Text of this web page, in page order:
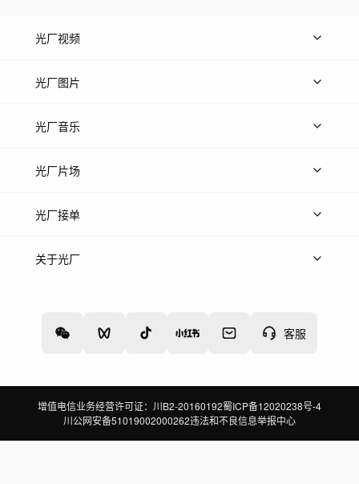
客服
光厂视频
上传视频
光厂图片
上传图片
光厂音乐
热门音乐
光厂片场
上传案例
光厂接单
上架服务
关于光厂
增值电信业务经营许可证：川B2-20160192蜀ICP备12020238号-4
川公网安备51019002000262违法和不良信息举报中心